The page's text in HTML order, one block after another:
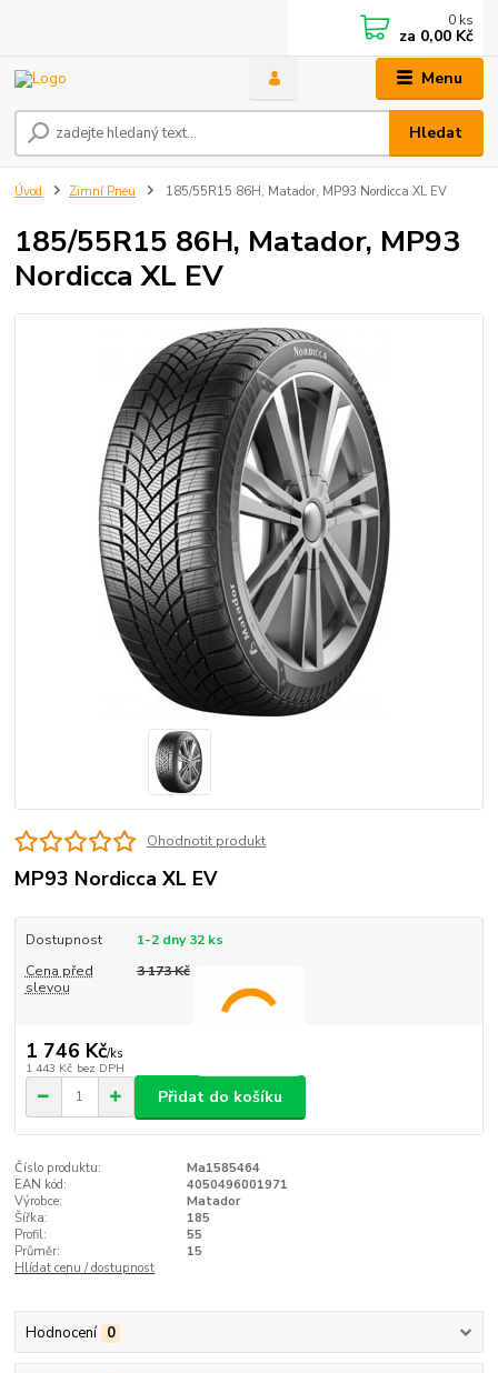
Menu
Hledat
0 ks
za 0,00 Kč
Úvod Zimní Pneu 185/55R15 86H, Matador, MP93 Nordicca XL EV
185/55R15 86H, Matador, MP93
Nordicca XL EV
Ohodnotit produkt
MP93 Nordicca XL EV
Dostupnost
1-2 dny 32 ks
Cena před
slevou
3 173 Kč
1 746 Kč/ks
1 443 Kč bez DPH
Přidat do košíku
Číslo produktu:
Ma1585464
EAN kód:
4050496001971
Výrobce:
Matador
Šířka:
185
Profil:
55
Průměr:
15
Hlídat cenu / dostupnost
Hodnocení 0